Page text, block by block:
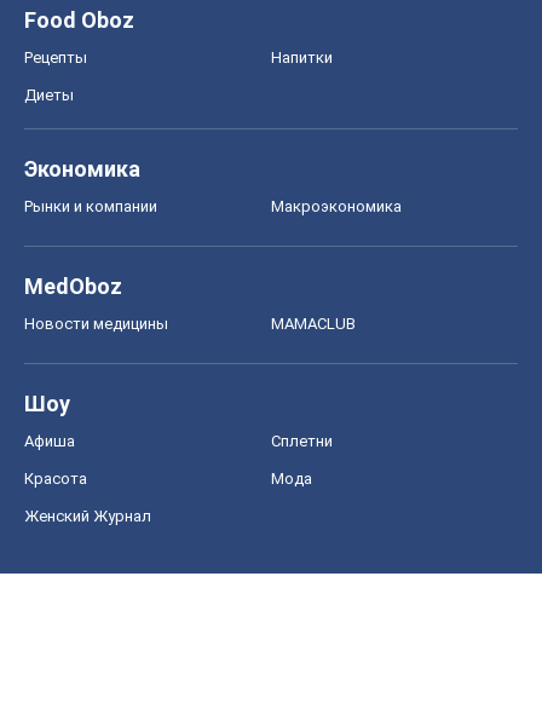
Food Oboz
Рецепты Напитки
Диеты
Экономика
Рынки и компании Mакроэкономика
MedOboz
Новости медицины MAMACLUB
Шоу
Афиша Сплетни
Красота Мода
Женский Журнал